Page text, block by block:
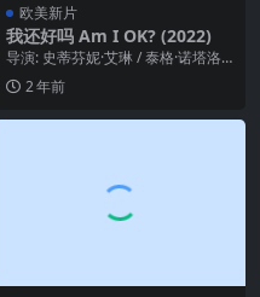
欧美新片
我还好吗 Am I OK? (2022)
导演: 史蒂芬妮·艾琳 / 泰格·诺塔洛
编剧: Lauren Pomerant...
2 年前